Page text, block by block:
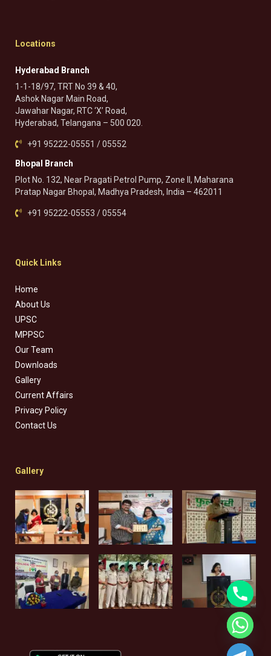
Locations
Hyderabad Branch
1-1-18/97, TRT No 39 & 40,
Ashok Nagar Main Road,
Jawahar Nagar, RTC ‘X’ Road,
Hyderabad, Telangana – 500 020.
+91 95222-05551 / 05552
Bhopal Branch
Plot No. 132, Near Pragati Petrol Pump, Zone II, Maharana
Pratap Nagar Bhopal, Madhya Pradesh, India – 462011
+91 95222-05553 / 05554
Quick Links
Home
About Us
UPSC
MPPSC
Our Team
Downloads
Gallery
Current Affairs
Privacy Policy
Contact Us
Gallery